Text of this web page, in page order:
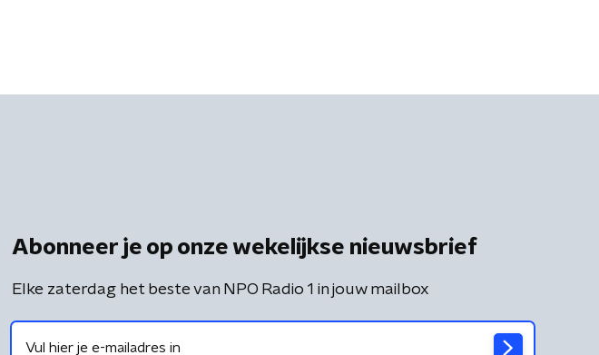
Abonneer je op onze wekelijkse nieuwsbrief
Elke zaterdag het beste van NPO Radio 1 in jouw mailbox